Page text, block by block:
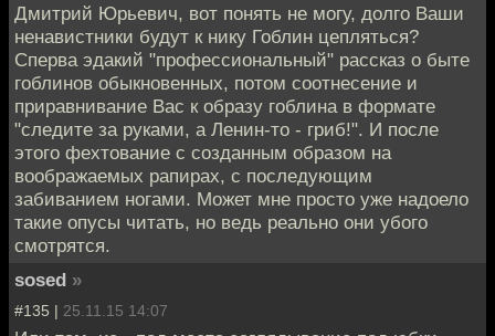
Дмитрий Юрьевич, вот понять не могу, долго Ваши
ненавистники будут к нику Гоблин цепляться?
Сперва эдакий "профессиональный" рассказ о быте
гоблинов обыкновенных, потом соотнесение и
приравнивание Вас к образу гоблина в формате
"следите за руками, а Ленин-то - гриб!". И после
этого фехтование с созданным образом на
воображаемых рапирах, с последующим
забиванием ногами. Может мне просто уже надоело
такие опусы читать, но ведь реально они убого
смотрятся.
sosed »
#135 | 25.11.15 14:07